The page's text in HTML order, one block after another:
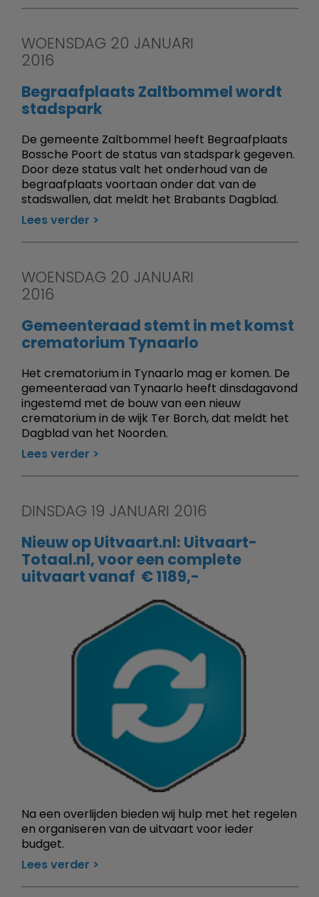
WOENSDAG 20 JANUARI
2016
Begraafplaats Zaltbommel wordt
stadspark
De gemeente Zaltbommel heeft Begraafplaats
Bossche Poort de status van stadspark gegeven.
Door deze status valt het onderhoud van de
begraafplaats voortaan onder dat van de
stadswallen, dat meldt het Brabants Dagblad.
Lees verder
WOENSDAG 20 JANUARI
2016
Gemeenteraad stemt in met komst
crematorium Tynaarlo
Het crematorium in Tynaarlo mag er komen. De
gemeenteraad van Tynaarlo heeft dinsdagavond
ingestemd met de bouw van een nieuw
crematorium in de wijk Ter Borch, dat meldt het
Dagblad van het Noorden.
Lees verder
DINSDAG 19 JANUARI 2016
Nieuw op Uitvaart.nl: Uitvaart-
Totaal.nl, voor een complete
uitvaart vanaf  € 1189,-
Na een overlijden bieden wij hulp met het regelen
en organiseren van de uitvaart voor ieder
budget.
Lees verder